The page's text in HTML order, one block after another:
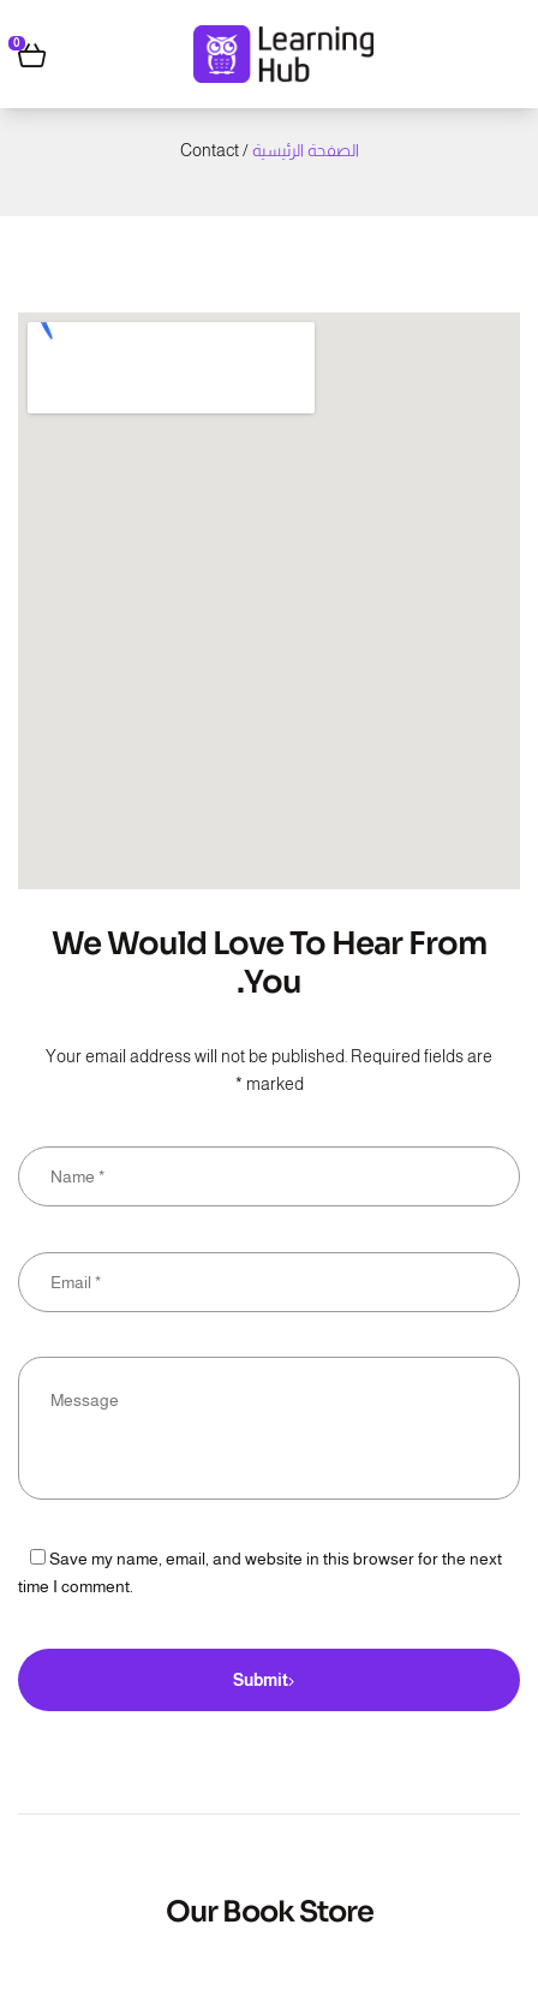
0
الصفحة الرئيسية/ Contact
We Would Love To Hear From
You.
Your email address will not be published. Required fields are
marked *
Save my name, email, and website in this browser for the next
time I comment.
Submit
Our Book Store